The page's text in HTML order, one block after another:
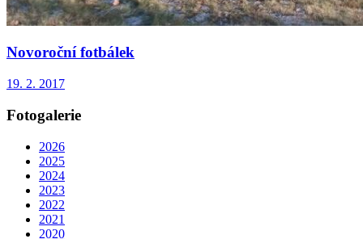
Novoroční fotbálek
19. 2. 2017
Fotogalerie
2026
2025
2024
2023
2022
2021
2020